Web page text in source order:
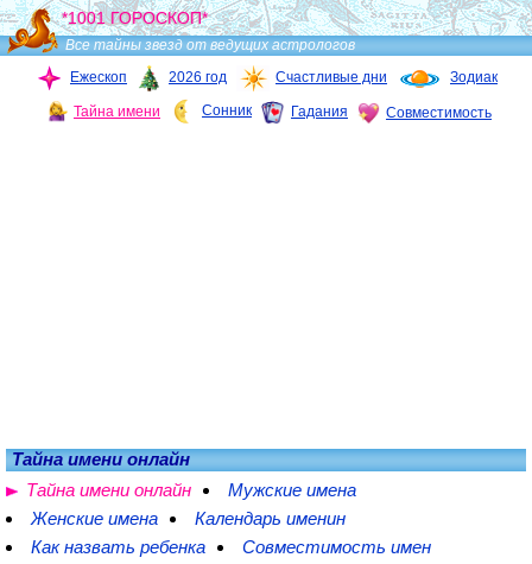
*1001 ГОРОСКОП*
Все тайны звезд от ведущих астрологов
Ежескоп
2026 год Счастливые дни Зодиак
Тайна имени Сонник Гадания Совместимость
Тайна имени онлайн
Тайна имени онлайн
Мужские имена
Женские имена
Календарь именин
Как назвать ребенка
Совместимость имен